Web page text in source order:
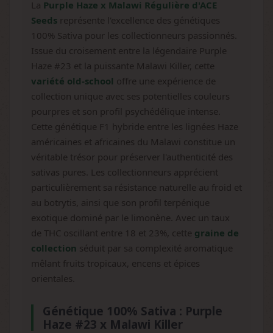
La Purple Haze x Malawi Régulière d'ACE
Seeds représente l'excellence des génétiques
100% Sativa pour les collectionneurs passionnés.
Issue du croisement entre la légendaire Purple
Haze #23 et la puissante Malawi Killer, cette
variété old-school offre une expérience de
collection unique avec ses potentielles couleurs
pourpres et son profil psychédélique intense.
Cette génétique F1 hybride entre les lignées Haze
américaines et africaines du Malawi constitue un
véritable trésor pour préserver l'authenticité des
sativas pures. Les collectionneurs apprécient
particulièrement sa résistance naturelle au froid et
au botrytis, ainsi que son profil terpénique
exotique dominé par le limonène. Avec un taux
de THC oscillant entre 18 et 23%, cette graine de
collection séduit par sa complexité aromatique
mêlant fruits tropicaux, encens et épices
orientales.
Génétique 100% Sativa : Purple
Haze #23 x Malawi Killer